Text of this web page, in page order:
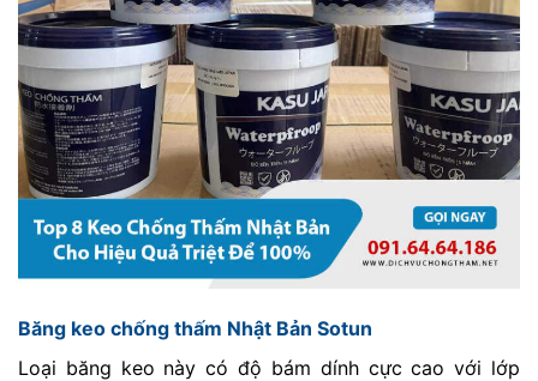
Băng keo chống thấm Nhật Bản Sotun
Loại băng keo này có độ bám dính cực cao với lớp